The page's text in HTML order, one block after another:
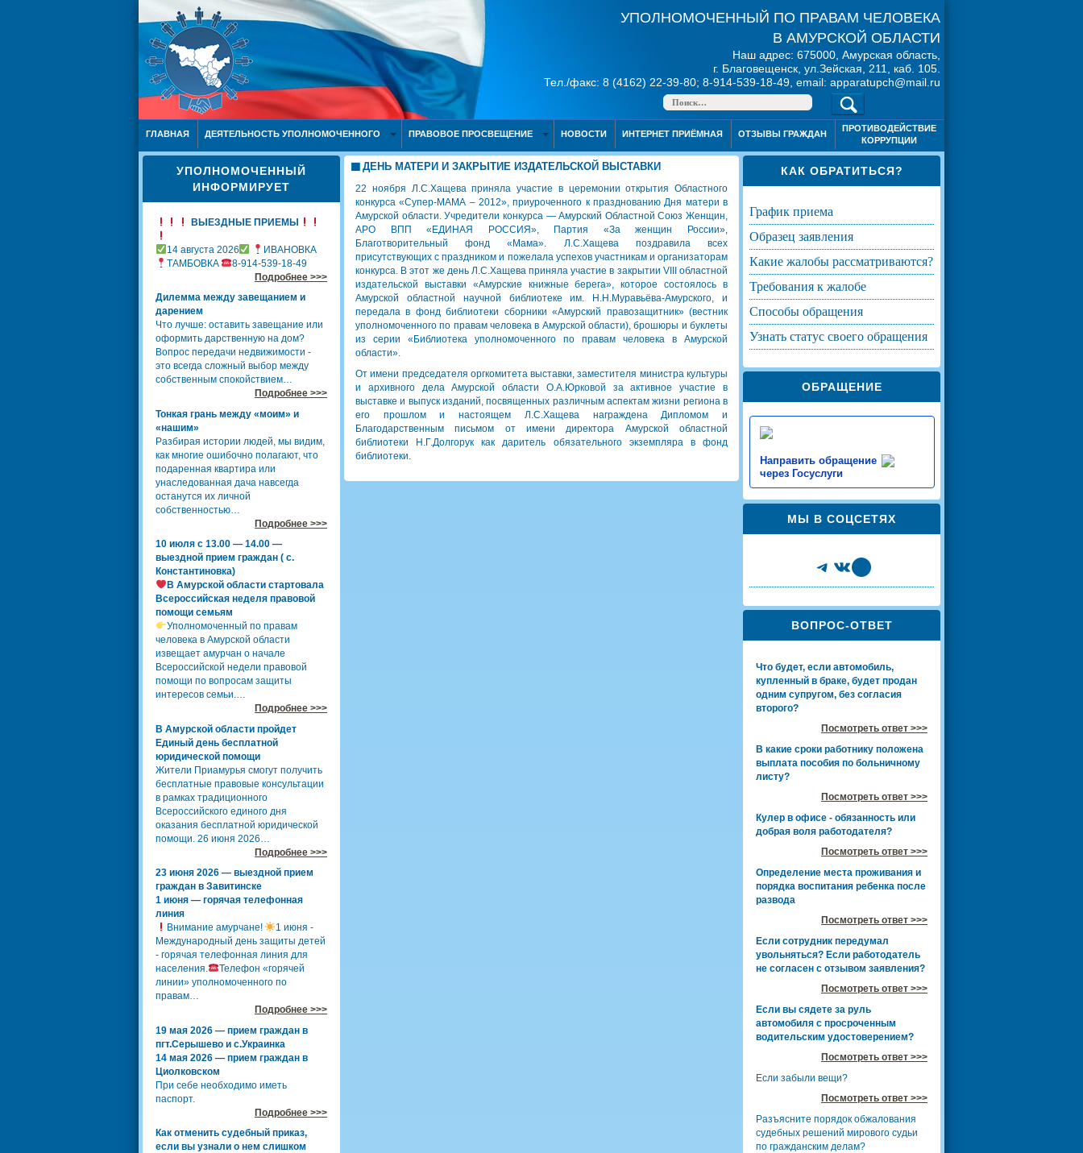
УПОЛНОМОЧЕННЫЙ ПО ПРАВАМ ЧЕЛОВЕКА
В АМУРСКОЙ ОБЛАСТИ
Наш адрес: 675000, Амурская область,
г. Благовещенск, ул.Зейская, 211, каб. 105.
Тел./факс: 8 (4162) 22-39-80; 8-914-539-18-49, email: apparatupch@mail.ru
ГЛАВНАЯ ДЕЯТЕЛЬНОСТЬ УПОЛНОМОЧЕННОГО ПРАВОВОЕ ПРОСВЕЩЕНИЕ НОВОСТИ ИНТЕРНЕТ ПРИЁМНАЯ ОТЗЫВЫ ГРАЖДАН
ПРОТИВОДЕЙСТВИЕ
КОРРУПЦИИ
УПОЛНОМОЧЕННЫЙ
ИНФОРМИРУЕТ
ВЫЕЗДНЫЕ ПРИЕМЫ
14 августа 2026
ИВАНОВКА
ТАМБОВКА
8-914-539-18-49
Подробнее >>>
Дилемма между завещанием и
дарением
Что лучше: оставить завещание или
оформить дарственную на дом?
Вопрос передачи недвижимости -
это всегда сложный выбор между
собственным спокойствием…
Подробнее >>>
Тонкая грань между «моим» и
«нашим»
Разбирая истории людей, мы видим,
как многие ошибочно полагают, что
подаренная квартира или
унаследованная дача навсегда
останутся их личной
собственностью…
Подробнее >>>
10 июля с 13.00 — 14.00 —
выездной прием граждан ( с.
Константиновка)
В Амурской области стартовала
Всероссийская неделя правовой
помощи семьям
Уполномоченный по правам
человека в Амурской области
извещает амурчан о начале
Всероссийской недели правовой
помощи по вопросам защиты
интересов семьи.…
Подробнее >>>
В Амурской области пройдет
Единый день бесплатной
юридической помощи
Жители Приамурья смогут получить
бесплатные правовые консультации
в рамках традиционного
Всероссийского единого дня
оказания бесплатной юридической
помощи. 26 июня 2026…
Подробнее >>>
23 июня 2026 — выездной прием
граждан в Завитинске
1 июня — горячая телефонная
линия
Внимание амурчане!
1 июня -
Международный день защиты детей
- горячая телефонная линия для
населения.
Телефон «горячей
линии» уполномоченного по
правам…
Подробнее >>>
19 мая 2026 — прием граждан в
пгт.Серышево и с.Украинка
14 мая 2026 — прием граждан в
Циолковском
При себе необходимо иметь
паспорт.
Подробнее >>>
Как отменить судебный приказ,
если вы узнали о нем слишком
ДЕНЬ МАТЕРИ И ЗАКРЫТИЕ ИЗДАТЕЛЬСКОЙ ВЫСТАВКИ
22 ноября Л.С.Хащева приняла участие в церемонии открытия Областного
конкурса «Супер-МАМА – 2012», приуроченного к празднованию Дня матери в
Амурской области. Учредители конкурса — Амурский Областной Союз Женщин,
АРО ВПП «ЕДИНАЯ РОССИЯ», Партия «За женщин России»,
Благотворительный фонд «Мама». Л.С.Хащева поздравила всех
присутствующих с праздником и пожелала успехов участникам и организаторам
конкурса. В этот же день Л.С.Хащева приняла участие в закрытии VIII областной
издательской выставки «Амурские книжные берега», которое состоялось в
Амурской областной научной библиотеке им. Н.Н.Муравьёва-Амурского, и
передала в фонд библиотеки сборники «Амурский правозащитник» (вестник
уполномоченного по правам человека в Амурской области), брошюры и буклеты
из серии «Библиотека уполномоченного по правам человека в Амурской
области».
От имени председателя оргкомитета выставки, заместителя министра культуры
и архивного дела Амурской области О.А.Юрковой за активное участие в
выставке и выпуск изданий, посвященных различным аспектам жизни региона в
его прошлом и настоящем Л.С.Хащева награждена Дипломом и
Благодарственным письмом от имени директора Амурской областной
библиотеки Н.Г.Долгорук как даритель обязательного экземпляра в фонд
библиотеки.
КАК ОБРАТИТЬСЯ?
график приема
образец заявления
какие жалобы рассматриваются?
требования к жалобе
способы обращения
узнать статус своего обращения
ОБРАЩЕНИЕ
Направить обращение
через Госуслуги
МЫ В СОЦСЕТЯХ
Telegram
VKShare Icon
ВОПРОС-ОТВЕТ
Что будет, если автомобиль,
купленный в браке, будет продан
одним супругом, без согласия
второго?
Посмотреть ответ >>>
В какие сроки работнику положена
выплата пособия по больничному
листу?
Посмотреть ответ >>>
Кулер в офисе - обязанность или
добрая воля работодателя?
Посмотреть ответ >>>
Определение места проживания и
порядка воспитания ребенка после
развода
Посмотреть ответ >>>
Если сотрудник передумал
увольняться? Если работодатель
не согласен с отзывом заявления?
Посмотреть ответ >>>
Если вы сядете за руль
автомобиля с просроченным
водительским удостоверением?
Посмотреть ответ >>>
Если забыли вещи?
Посмотреть ответ >>>
Разъясните порядок обжалования
судебных решений мирового судьи
по гражданским делам?